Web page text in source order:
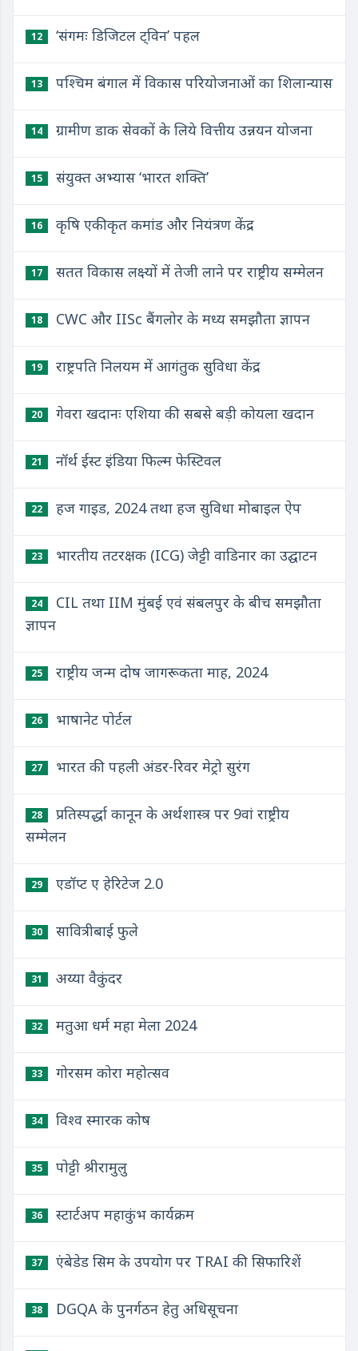
12 ‘संगमः डिजिटल ट्विन’ पहल
13 पश्चिम बंगाल में विकास परियोजनाओं का शिलान्यास
14 ग्रामीण डाक सेवकों के लिये वित्तीय उन्नयन योजना
15 संयुक्त अभ्यास ‘भारत शक्ति’
16 कृषि एकीकृत कमांड और नियंत्रण केंद्र
17 सतत विकास लक्ष्यों में तेजी लाने पर राष्ट्रीय सम्मेलन
18 CWC और IISc बैंगलोर के मध्य समझौता ज्ञापन
19 राष्ट्रपति निलयम में आगंतुक सुविधा केंद्र
20 गेवरा खदानः एशिया की सबसे बड़ी कोयला खदान
21 नॉर्थ ईस्ट इंडिया फिल्म फेस्टिवल
22 हज गाइड, 2024 तथा हज सुविधा मोबाइल ऐप
23 भारतीय तटरक्षक (ICG) जेट्टी वाडिनार का उद्घाटन
24
CIL तथा IIM मुंबई एवं संबलपुर के बीच समझौता
ज्ञापन
25 राष्ट्रीय जन्म दोष जागरूकता माह, 2024
26 भाषानेट पोर्टल
27 भारत की पहली अंडर-रिवर मेट्रो सुरंग
28
प्रतिस्पर्द्धा कानून के अर्थशास्त्र पर 9वां राष्ट्रीय
सम्मेलन
29 एडॉप्ट ए हेरिटेज 2.0
30 सावित्रीबाई फुले
31 अय्या वैकुंदर
32 मतुआ धर्म महा मेला 2024
33 गोरसम कोरा महोत्सव
34 विश्व स्मारक कोष
35 पोट्टी श्रीरामुलु
36 स्टार्टअप महाकुंभ कार्यक्रम
37 एंबेडेड सिम के उपयोग पर TRAI की सिफारिशें
38 DGQA के पुनर्गठन हेतु अधिसूचना